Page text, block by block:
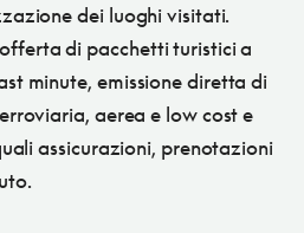
dei luoghi visitati.
di pacchetti turistici a
minute, emissione diretta di
aerea e low cost e
assicurazioni, prenotazioni